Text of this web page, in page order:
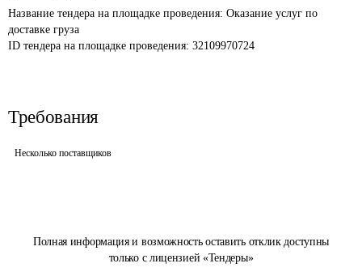
Полная информация и возможность оставить отклик доступны
только с лицензией «Тендеры»
Название тендера на площадке проведения: Оказание услуг по
доставке груза
ID тендера на площадке проведения: 32109970724
Требования
Несколько поставщиков